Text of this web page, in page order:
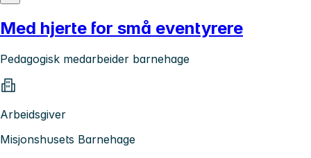
Med hjerte for små eventyrere
Pedagogisk medarbeider barnehage
Arbeidsgiver
Misjonshusets Barnehage